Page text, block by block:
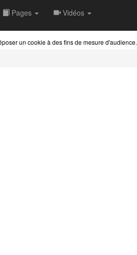
un cookie à des fins de mesure d'audience.
Pages Vidéos